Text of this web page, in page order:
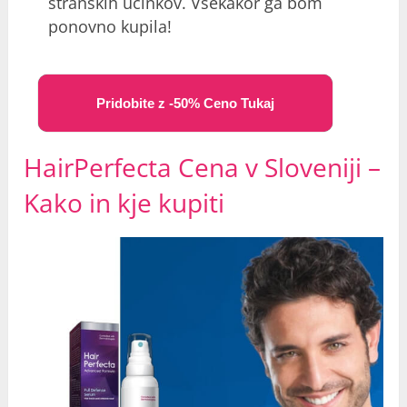
ponovno kupila!
Pridobite z -50% Ceno Tukaj
HairPerfecta Cena v Sloveniji –
Kako in kje kupiti